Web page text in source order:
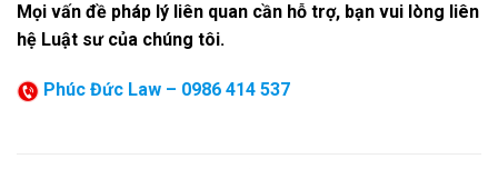
Mọi vấn đề pháp lý liên quan cần hỗ trợ, bạn vui lòng liên
hệ Luật sư của chúng tôi.
Phúc Đức Law – 0986 414 537